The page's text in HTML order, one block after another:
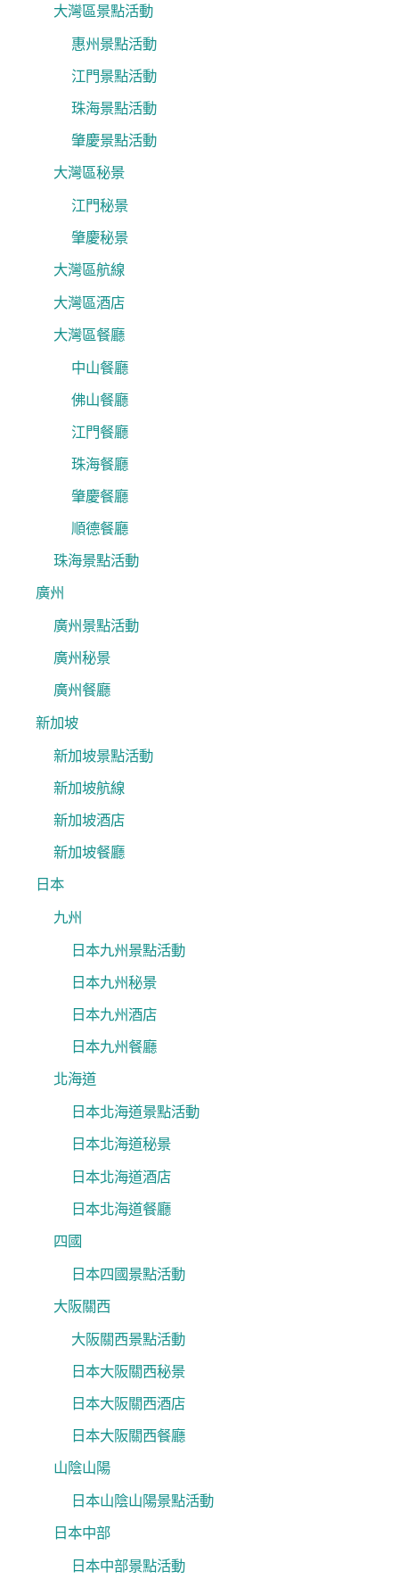
大灣區景點活動
惠州景點活動
江門景點活動
珠海景點活動
肇慶景點活動
大灣區秘景
江門秘景
肇慶秘景
大灣區航線
大灣區酒店
大灣區餐廳
中山餐廳
佛山餐廳
江門餐廳
珠海餐廳
肇慶餐廳
順德餐廳
珠海景點活動
廣州
廣州景點活動
廣州秘景
廣州餐廳
新加坡
新加坡景點活動
新加坡航線
新加坡酒店
新加坡餐廳
日本
九州
日本九州景點活動
日本九州秘景
日本九州酒店
日本九州餐廳
北海道
日本北海道景點活動
日本北海道秘景
日本北海道酒店
日本北海道餐廳
四國
日本四國景點活動
大阪關西
大阪關西景點活動
日本大阪關西秘景
日本大阪關西酒店
日本大阪關西餐廳
山陰山陽
日本山陰山陽景點活動
日本中部
日本中部景點活動